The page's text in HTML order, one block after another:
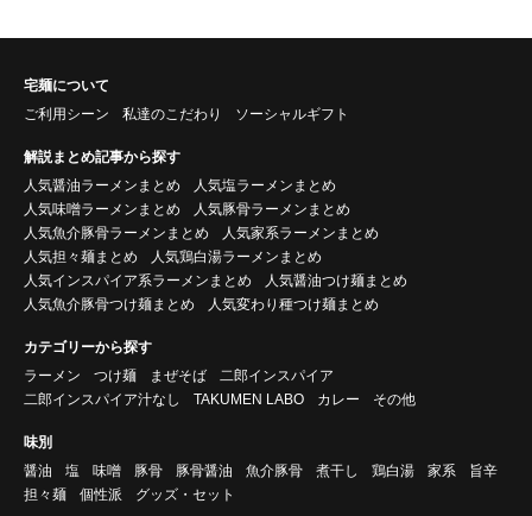
宅麺について
ご利用シーン
私達のこだわり ソーシャルギフト
解説まとめ記事から探す
人気醤油ラーメンまとめ
人気塩ラーメンまとめ
人気味噌ラーメンまとめ
人気豚骨ラーメンまとめ
人気魚介豚骨ラーメンまとめ
人気家系ラーメンまとめ
人気担々麺まとめ
人気鶏白湯ラーメンまとめ
人気インスパイア系ラーメンまとめ
人気醤油つけ麺まとめ
人気魚介豚骨つけ麺まとめ
人気変わり種つけ麺まとめ
カテゴリーから探す
ラーメン
つけ麺 まぜそば
二郎インスパイア
二郎インスパイア汁なし
TAKUMEN LABO カレー その他
味別
醤油
塩 味噌 豚骨 豚骨醤油 魚介豚骨 煮干し 鶏白湯 家系
旨辛
担々麺
個性派 グッズ・セット